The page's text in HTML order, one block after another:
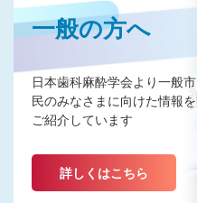
一般の方へ
日本歯科麻酔学会より一般市
民のみなさまに向けた情報を
ご紹介しています
詳しくはこちら